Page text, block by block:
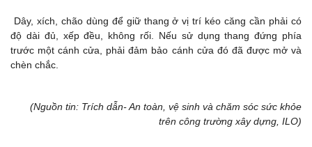
Dây, xích, chão dùng để giữ thang ở vị trí kéo căng cần phải có
độ dài đủ, xếp đều, không rối. Nếu sử dụng thang đứng phía
trước một cánh cửa, phải đảm bảo cánh cửa đó đã được mở và
chèn chắc.
(Nguồn tin: Trích dẫn- An toàn, vệ sinh và chăm sóc sức khỏe
trên công trường xây dựng, ILO)